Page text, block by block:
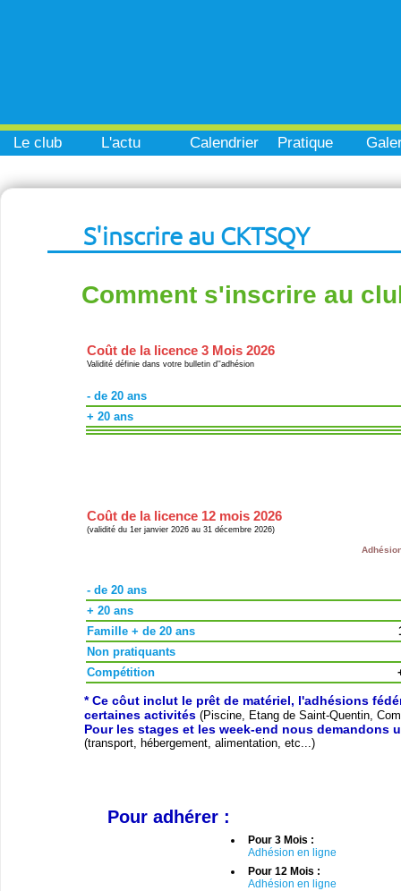
Le club L'actu Calendrier Pratique
S'inscrire au CKTSQY
Comment s'inscrire au
Coût de la licence 3 Mois 2026
Validité définie dans votre bulletin d''adhésion
- de 20 ans
+ 20 ans
Coût de la licence 12 mois 2026
(validité du 1er janvier 2026 au 31 décembre 2026)
- de 20 ans
+ 20 ans
Famille + de 20 ans
Non pratiquants
Compétition
* Ce côut inclut le prêt de matériel, l'adhésions
certaines activités (Piscine, Etang de Saint-Quentin,
Pour les stages et les week-end nous demandons
(transport, hébergement, alimentation, etc...)
Pour adhérer :
Pour 3 Mois :
Adhésion en ligne
Pour 12 Mois :
Adhésion en ligne